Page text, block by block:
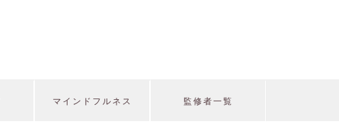
マインドフルネス 監修者一覧